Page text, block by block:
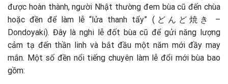
được hoàn thành, người Nhật thường đem bùa cũ đến chùa
hoặc đền để làm lễ “lửa thanh tẩy” (どんど焼き –
Dondoyaki). Đây là nghi lễ đốt bùa cũ để gửi năng lượng
cảm tạ đến thần linh và bắt đầu một năm mới đầy may
mắn. Một số đền nổi tiếng chuyên làm lễ đổi mới bùa bao
gồm: